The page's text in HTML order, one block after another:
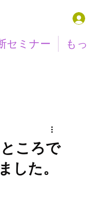
セミナー も
ころで
した。